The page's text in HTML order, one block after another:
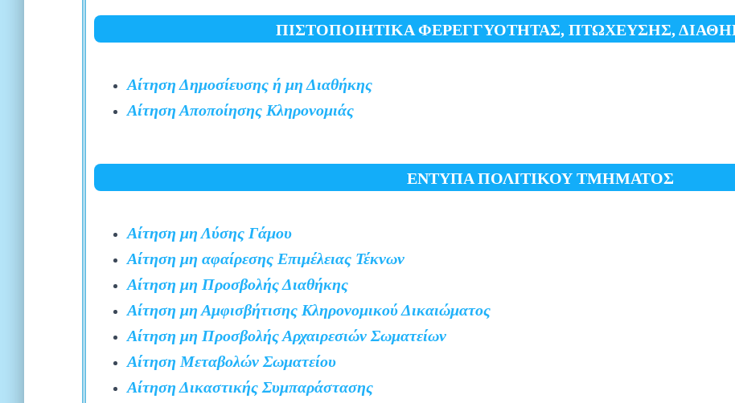
ΠΙΣΤΟΠΟΙΗΤΙΚΑ ΦΕΡΕΓΓΥΟΤΗΤΑΣ, ΠΤΩΧΕΥΣΗΣ,
Αίτηση Δημοσίευσης ή μη Διαθήκης
Αίτηση Αποποίησης Κληρονομιάς
ΕΝΤΥΠΑ ΠΟΛΙΤΙΚΟΥ ΤΜΗΜΑΤΟΣ
Αίτηση μη Λύσης Γάμου
Αίτηση μη αφαίρεσης Επιμέλειας Τέκνων
Αίτηση μη Προσβολής Διαθήκης
Αίτηση μη Αμφισβήτισης Κληρονομικού Δικαιώματος
Αίτηση μη Προσβολής Αρχαιρεσιών Σωματείων
Αίτηση Μεταβολών Σωματείου
Αίτηση Δικαστικής Συμπαράστασης